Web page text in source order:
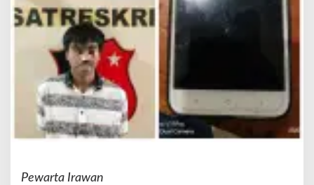
a
n
o
l
e
s
L
a
u
Pewarta Irawan